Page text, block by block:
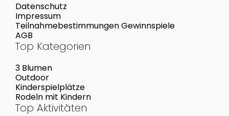
Datenschutz
Impressum
Teilnahmebestimmungen Gewinnspiele
AGB
Top Kategorien
3 Blumen
Outdoor
Kinderspielplätze
Rodeln mit Kindern
Top Aktivitäten